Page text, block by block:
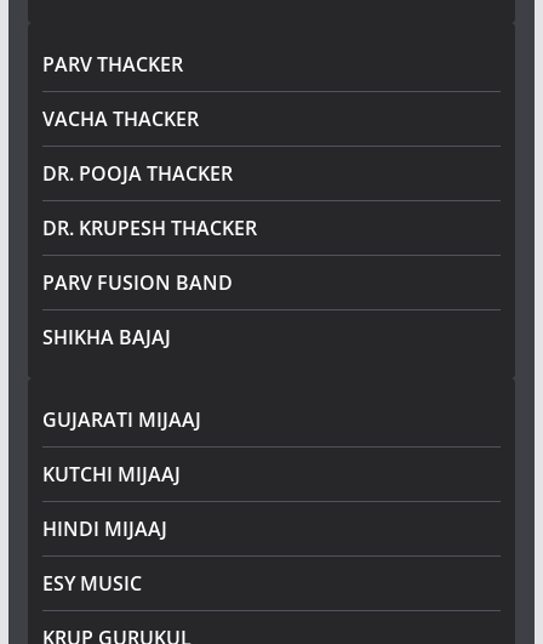
PARV THACKER
VACHA THACKER
DR. POOJA THACKER
DR. KRUPESH THACKER
PARV FUSION BAND
SHIKHA BAJAJ
GUJARATI MIJAAJ
KUTCHI MIJAAJ
HINDI MIJAAJ
ESY MUSIC
KRUP GURUKUL